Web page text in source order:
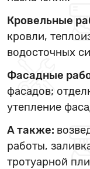
Кровельные
кровли,
водосточных
Фасадные
фасадов;
утепление
А также:
работы,
тротуарной